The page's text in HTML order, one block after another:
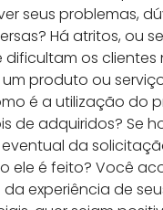
seus problemas,
Há atritos, ou
dificultam os clientes
produto ou
é a utilização do
de adquiridos? Se
da
ele é feito? Você
experiência de